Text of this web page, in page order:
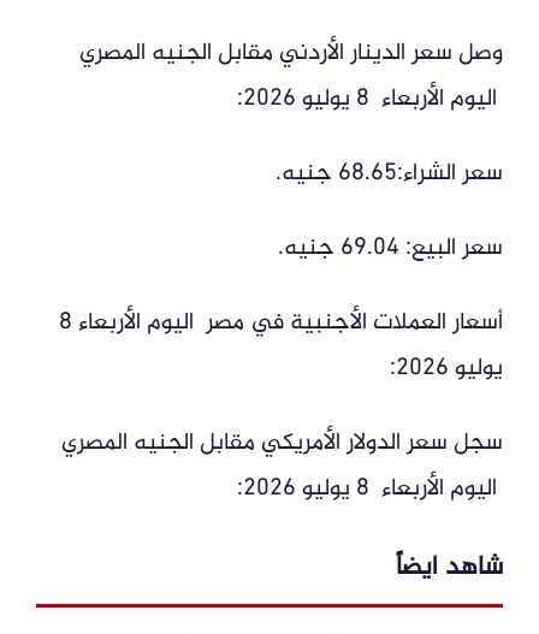
وصل سعر الدينار الأردني مقابل الجنيه المصري
اليوم الأربعاء 8 يوليو 2026:
سعر الشراء:68.65 جنيه.
سعر البيع: 69.04 جنيه.
أسعار العملات الأجنبية في مصر اليوم الأربعاء 8
يوليو 2026:
سجل سعر الدولار الأمريكي مقابل الجنيه المصري
اليوم الأربعاء 8 يوليو 2026:
شاهد ايضاً